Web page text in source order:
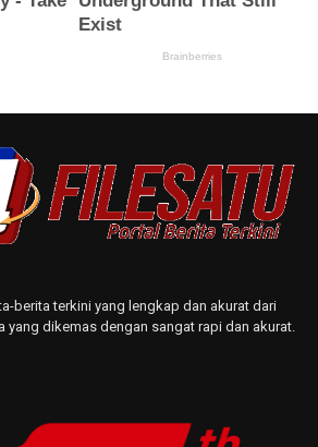
berita terkini yang lengkap dan akurat dari
yang dikemas dengan sangat rapi dan akurat.